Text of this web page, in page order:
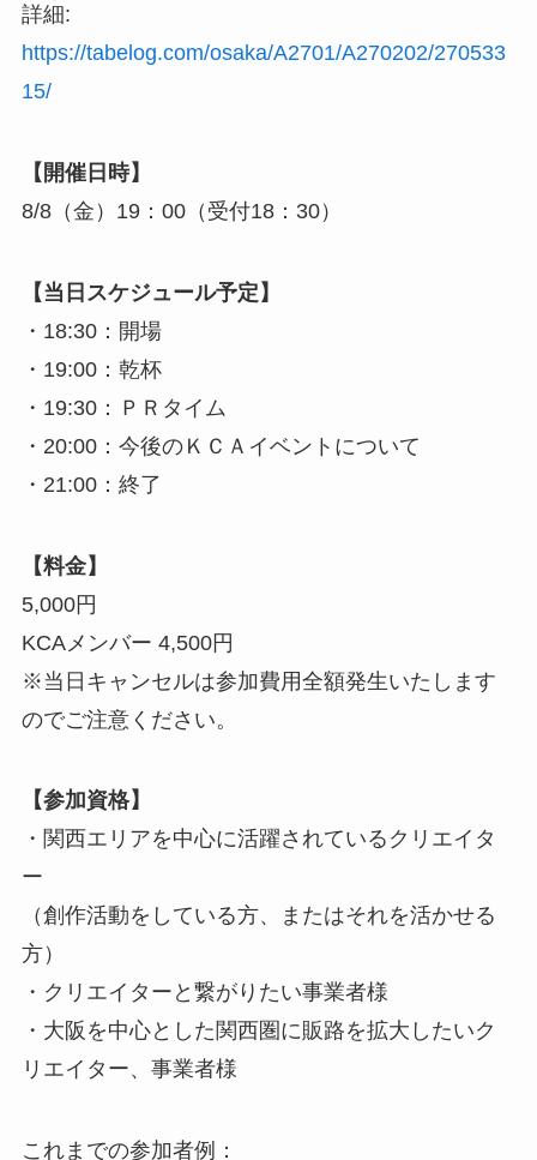
詳細:
https://tabelog.com/osaka/A2701/A270202/270533
15/
【開催日時】
8/8（金）19：00（受付18：30）
【当日スケジュール予定】
・18:30：開場
・19:00：乾杯
・19:30：ＰＲタイム
・20:00：今後のＫＣＡイベントについて
・21:00：終了
【料金】
5,000円
KCAメンバー 4,500円
※当日キャンセルは参加費用全額発生いたします
のでご注意ください。
【参加資格】
・関西エリアを中心に活躍されているクリエイタ
ー
（創作活動をしている方、またはそれを活かせる
方）
・クリエイターと繋がりたい事業者様
・大阪を中心とした関西圏に販路を拡大したいク
リエイター、事業者様
これまでの参加者例：